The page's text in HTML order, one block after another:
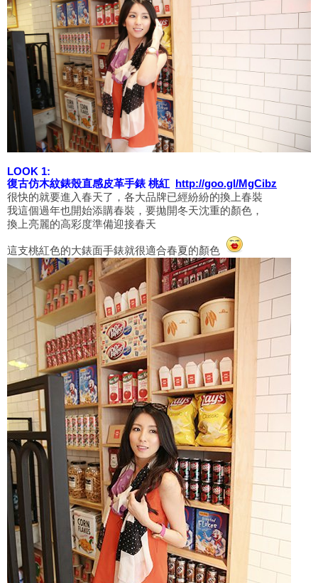
LOOK 1:
復古仿木紋錶殼直感皮革手錶 桃紅 http://goo.gl/MgCibz
很快的就要進入春天了，各大品牌已經紛紛的換上春裝
我這個過年也開始添購春裝，要拋開冬天沈重的顏色，
換上亮麗的高彩度準備迎接春天
這支桃紅色的大錶面手錶就很適合春夏的顏色